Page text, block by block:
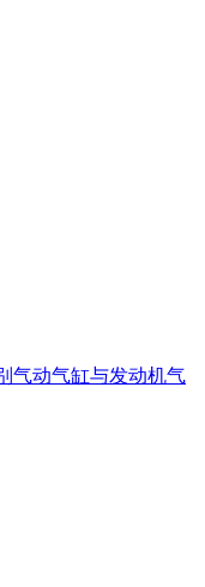
气动气缸与发动机气